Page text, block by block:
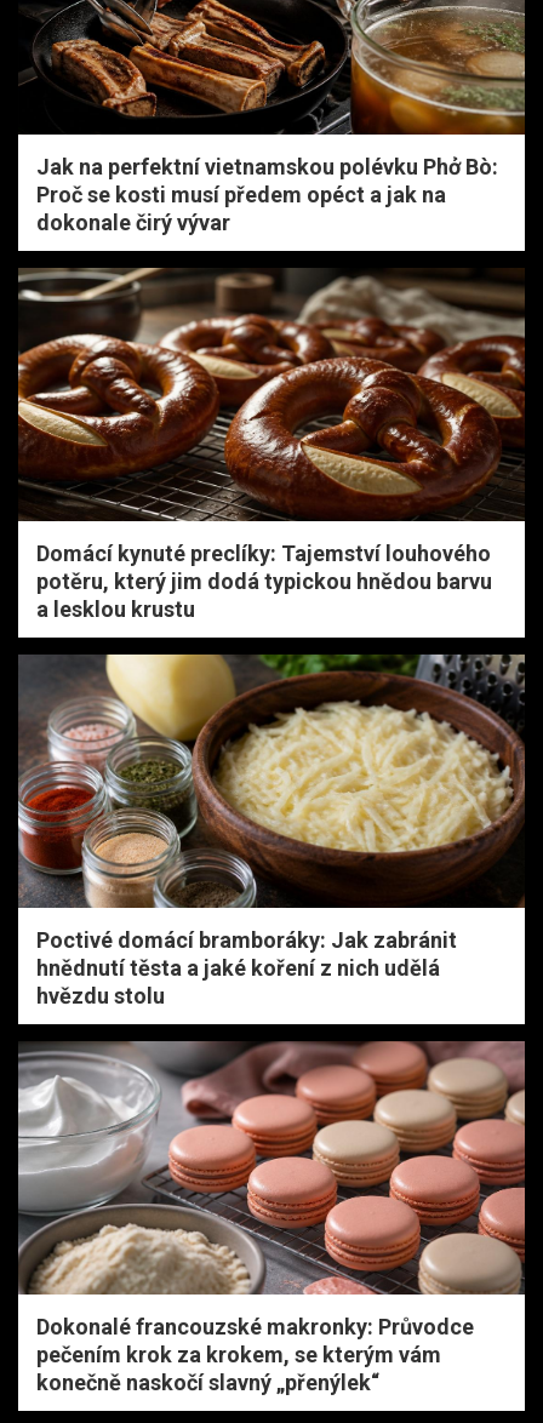
Jak na perfektní vietnamskou polévku Phở Bò:
Proč se kosti musí předem opéct a jak na
dokonale čirý vývar
Domácí kynuté preclíky: Tajemství louhového
potěru, který jim dodá typickou hnědou barvu
a lesklou krustu
Poctivé domácí bramboráky: Jak zabránit
hnědnutí těsta a jaké koření z nich udělá
hvězdu stolu
Dokonalé francouzské makronky: Průvodce
pečením krok za krokem, se kterým vám
konečně naskočí slavný „přenýlek“